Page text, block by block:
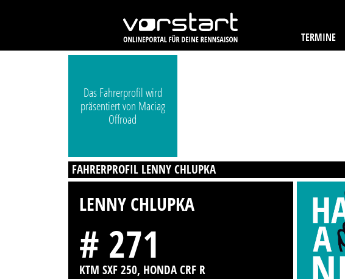
TERMINE
Das Fahrerprofil wird
präsentiert von Maciag
Offroad
FAHRERPROFIL LENNY CHLUPKA
LENNY CHLUPKA
# 271
KTM SXF 250, HONDA CRF R